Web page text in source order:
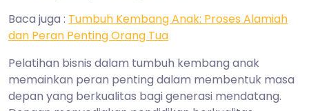
Baca juga : Tumbuh Kembang Anak: Proses Alamiah
dan Peran Penting Orang Tua
Pelatihan bisnis dalam tumbuh kembang anak
memainkan peran penting dalam membentuk masa
depan yang berkualitas bagi generasi mendatang.